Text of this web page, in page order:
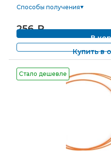
Способы получения
256₽
Купить в
В
Стало дешевле